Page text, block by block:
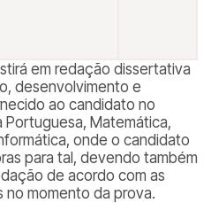
em redação dissertativa
desenvolvimento e
ao candidato no
Portuguesa, Matemática,
onde o candidato
para tal, devendo também
de acordo com as
momento da prova.